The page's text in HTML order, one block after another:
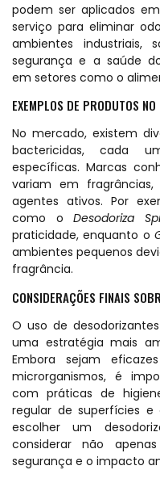
podem ser aplicados
serviço para eliminar
ambientes industriais,
segurança e a saúde
em setores como o
EXEMPLOS DE PRODUTOS NO
No mercado, existem
bactericidas, cada
específicas. Marcas
variam em
agentes ativos. Por
como oDesodoriza
praticidade, enquanto o
ambientes pequenos
fragrância.
CONSIDERAÇÕES FINAIS
O uso de
uma estratégia mais
Embora sejam
microrganismos, é
com práticas de
regular de superfícies e
escolher um
considerar não
segurança e o impacto